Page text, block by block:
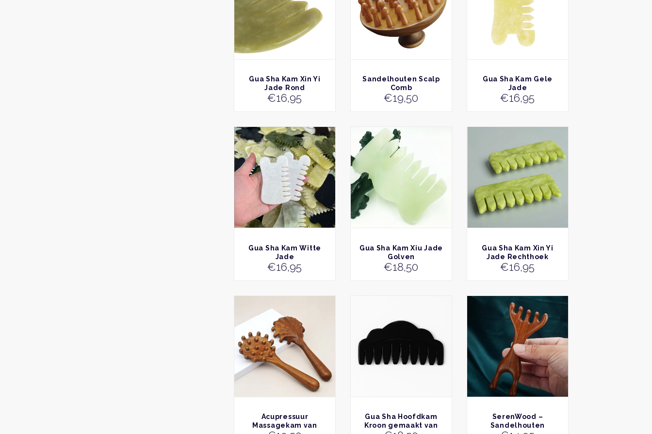
BEKIJK
Gua Sha Kam Xin Yi
Jade Rond
€16,95
BEKIJK
Sandelhouten Scalp
Comb
€19,50
BEKIJK
Gua Sha Kam Gele
Jade
€16,95
BEKIJK
Gua Sha Kam Witte
Jade
€16,95
BEKIJK
Gua Sha Kam Xiu Jade
Golven
€18,50
BEKIJK
Gua Sha Kam Xin Yi
Jade Rechthoek
€16,95
BEKIJKAcupressuur
Massagekam van
BEKIJK
Gua Sha Hoofdkam
Kroon gemaakt van
BEKIJKSerenWood –
Sandelhouten